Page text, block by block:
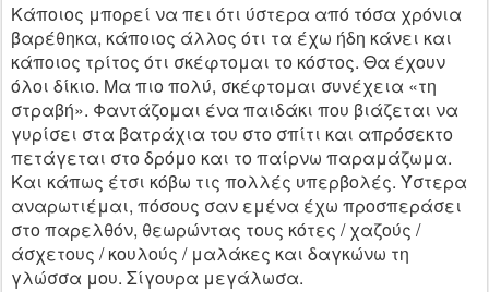
Κάποιος μπορεί να πει ότι ύστερα από τόσα χρόνια
βαρέθηκα, κάποιος άλλος ότι τα έχω ήδη κάνει και
κάποιος τρίτος ότι σκέφτομαι το κόστος. Θα έχουν
όλοι δίκιο. Μα πιο πολύ, σκέφτομαι συνέχεια «τη
στραβή». Φαντάζομαι ένα παιδάκι που βιάζεται να
γυρίσει στα βατράχια του στο σπίτι και απρόσεκτο
πετάγεται στο δρόμο και το παίρνω παραμάζωμα.
Και κάπως έτσι κόβω τις πολλές υπερβολές. Ύστερα
αναρωτιέμαι, πόσους σαν εμένα έχω προσπεράσει
στο παρελθόν, θεωρώντας τους κότες / χαζούς /
άσχετους / κουλούς / μαλάκες και δαγκώνω τη
γλώσσα μου. Σίγουρα μεγάλωσα.